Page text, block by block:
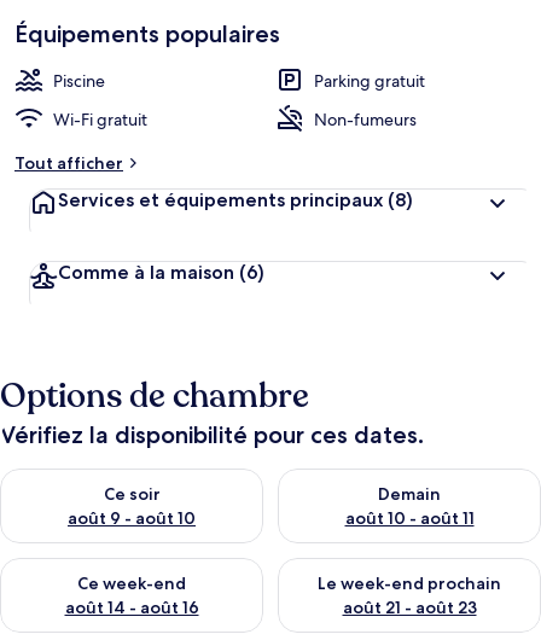
Équipements populaires
Piscine
Parking gratuit
Wi-Fi gratuit
Non-fumeurs
Tout afficher
Services et équipements principaux (8)
Comme à la maison (6)
Options de chambre
Vérifiez la disponibilité pour ces dates.
Ce soir
août 9 - août 10
Vérifier la disponibilité pour ce soir août 9 - août 10
Demain
août 10 - août 11
Vérifier la disponibilité pour
Ce week-end
août 14 - août 16
Vérifier la disponibilité pour ce week-end août 14 - août 16
Le week-end prochain
août 21 - août 23
Vérifier la disponibilité pour